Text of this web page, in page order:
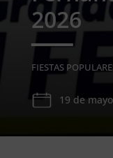
2026
FIESTAS
19 de